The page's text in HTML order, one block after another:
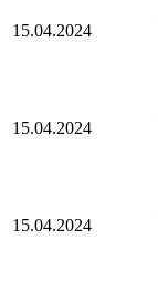
15.04.2024
15.04.2024
15.04.2024